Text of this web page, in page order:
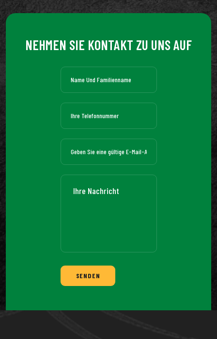
NEHMEN SIE KONTAKT ZU UNS AUF
SENDEN